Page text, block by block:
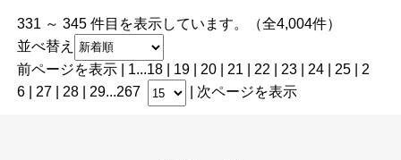
331 ～ 345 件目を表示しています。（全4,004件）
並べ替え
前ページを表示| 1...18| 19| 20| 21 22 | 23 | 24| 25| 2
6| 27| 28| 29...267 次ページを表示